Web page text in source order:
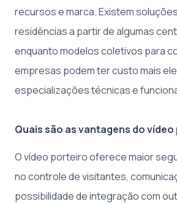
recursos e marca. Existem
residências a partir de algumas
enquanto modelos coletivos para
empresas podem ter custo mais
especializações técnicas e
Quais são as vantagens do
O vídeo porteiro oferece maior
no controle de visitantes,
possibilidade de integração com